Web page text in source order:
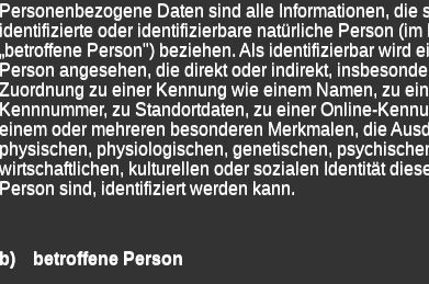
– St.
Personenbezogene Daten sind alle Informationen, die
identifizierte oder identifizierbare natürliche Person (im
„betroffene Person") beziehen. Als identifizierbar wird
Person angesehen, die direkt oder indirekt,
Zuordnung zu einer Kennung wie einem Namen, zu
Kennnummer, zu Standortdaten, zu einer Online-
einem oder mehreren besonderen Merkmalen, die
physischen, physiologischen, genetischen,
wirtschaftlichen, kulturellen oder sozialen Identität
Person sind, identifiziert werden kann.
b) betroffene Person